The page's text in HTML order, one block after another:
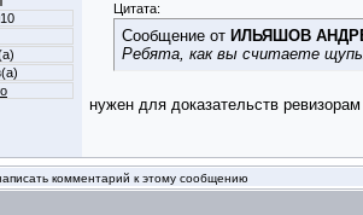
Цитата:
Сообщение от ИЛЬЯШОВ
Ребята, как вы считаете
нужен для доказательств
комментарий к этому сообщению